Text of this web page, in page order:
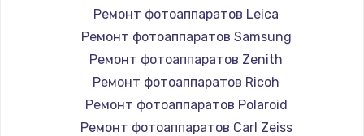
Ремонт фотоаппаратов Leica
Ремонт фотоаппаратов Samsung
Ремонт фотоаппаратов Zenith
Ремонт фотоаппаратов Ricoh
Ремонт фотоаппаратов Polaroid
Ремонт фотоаппаратов Carl Zeiss